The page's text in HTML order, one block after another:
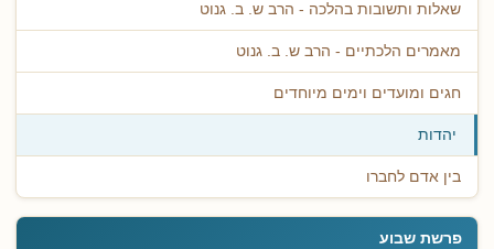
שאלות ותשובות בהלכה - הרב ש. ב. גנוט
מאמרים הלכתיים - הרב ש. ב. גנוט
חגים ומועדים וימים מיוחדים
יהדות
בין אדם לחברו
פרשת שבוע